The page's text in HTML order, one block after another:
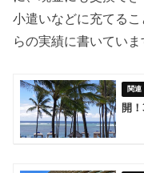
小遣いなどに充てる
らの実績に書いていま
開